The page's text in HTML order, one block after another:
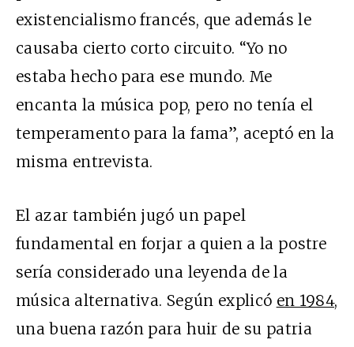
existencialismo francés, que además le
causaba cierto corto circuito. “Yo no
estaba hecho para ese mundo. Me
encanta la música pop, pero no tenía el
temperamento para la fama”, aceptó en la
misma entrevista.
El azar también jugó un papel
fundamental en forjar a quien a la postre
sería considerado una leyenda de la
música alternativa. Según explicó en 1984,
una buena razón para huir de su patria